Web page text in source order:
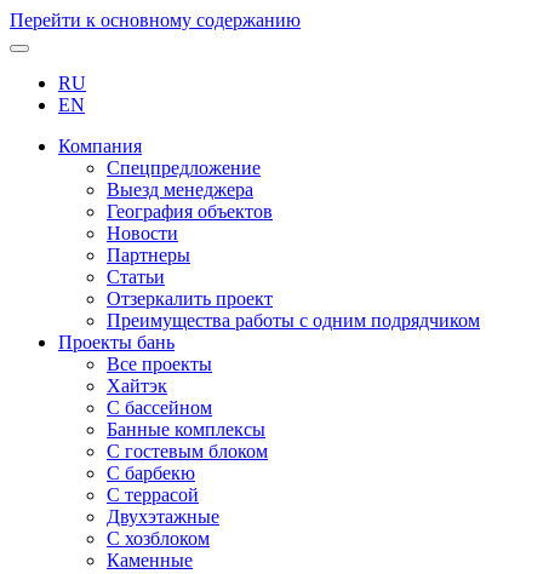
Перейти к основному содержанию
RU
EN
Компания
Спецпредложение
Выезд менеджера
География объектов
Новости
Партнеры
Статьи
Отзеркалить проект
Преимущества работы с одним подрядчиком
Проекты бань
Все проекты
Хайтэк
С бассейном
Банные комплексы
С гостевым блоком
С барбекю
С террасой
Двухэтажные
С хозблоком
Каменные